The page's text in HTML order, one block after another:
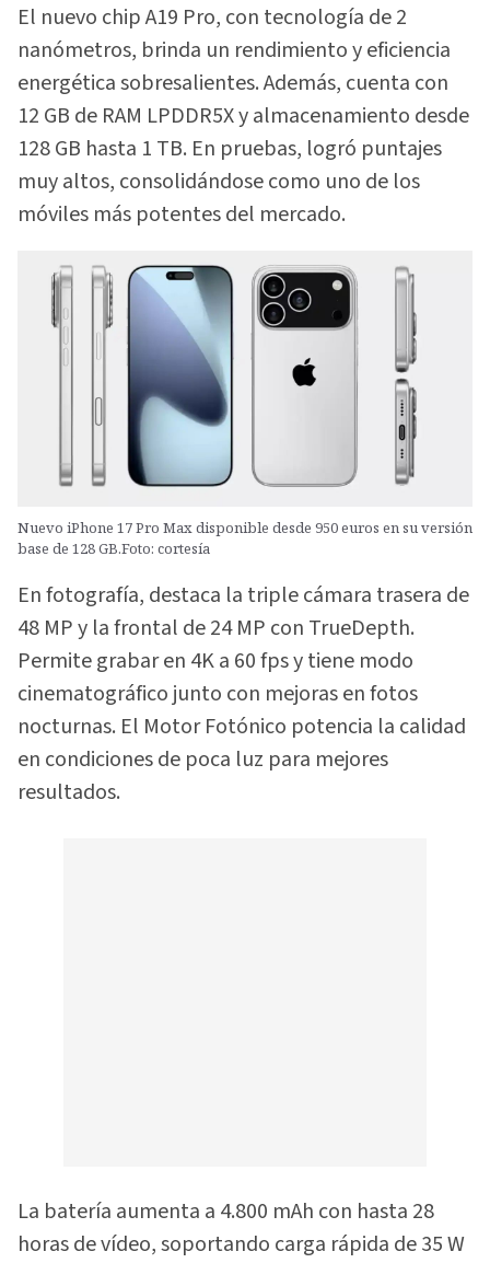
El nuevo chip A19 Pro, con tecnología de 2
nanómetros, brinda un rendimiento y eficiencia
energética sobresalientes. Además, cuenta con
12 GB de RAM LPDDR5X y almacenamiento desde
128 GB hasta 1 TB. En pruebas, logró puntajes
muy altos, consolidándose como uno de los
móviles más potentes del mercado.
Nuevo iPhone 17 Pro Max disponible desde 950 euros en su versión
base de 128 GB.Foto: cortesía
En fotografía, destaca la triple cámara trasera de
48 MP y la frontal de 24 MP con TrueDepth.
Permite grabar en 4K a 60 fps y tiene modo
cinematográfico junto con mejoras en fotos
nocturnas. El Motor Fotónico potencia la calidad
en condiciones de poca luz para mejores
resultados.
La batería aumenta a 4.800 mAh con hasta 28
horas de vídeo, soportando carga rápida de 35 W